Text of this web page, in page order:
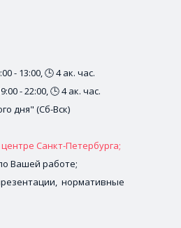
- 13:00, 🕒 4 ак. час.
- 22:00, 🕒 4 ак. час.
дня" (Сб-Вск)
Санкт-Петербурга;
Вашей работе;
нормативные